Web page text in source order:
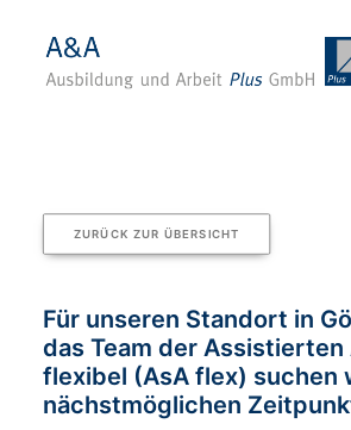
Über uns
Standorte
Für Unternehmen
ZURÜCK ZUR ÜBERSICHT
Für unseren Standort in
das Team der
flexibel (AsA flex) suchen
nächstmöglichen